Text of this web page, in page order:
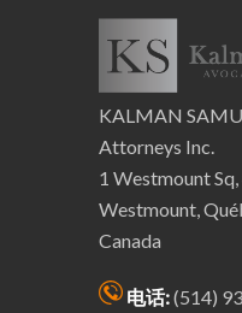
KALMAN
Attorneys Inc.
1 Westmount
Westmount,
Canada
电话:(514)